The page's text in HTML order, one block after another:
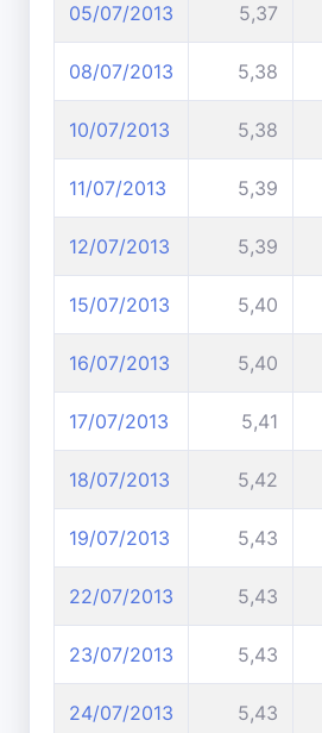
05/07/2013 5,37
08/07/2013 5,38
10/07/2013 5,38
11/07/2013 5,39
12/07/2013 5,39
15/07/2013 5,40
16/07/2013 5,40
17/07/2013 5,41
18/07/2013 5,42
19/07/2013 5,43
22/07/2013 5,43
23/07/2013 5,43
24/07/2013 5,43